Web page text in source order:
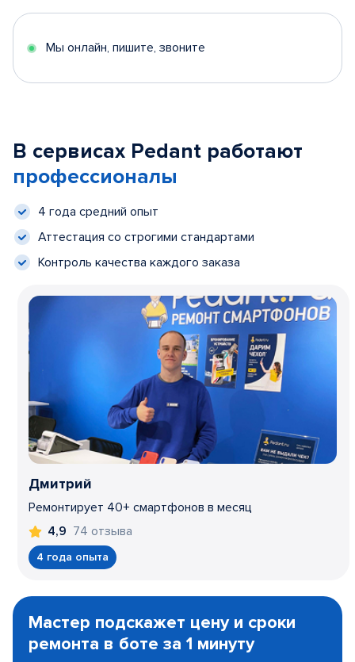
Мы онлайн, пишите, звоните
В сервисах Pedant работают
профессионалы
4 года средний опыт
Аттестация со строгими стандартами
Контроль качества каждого заказа
Дмитрий
Ремонтирует 40+ смартфонов в месяц
4,9 74 отзыва
4 года опыта
1
Мастер подскажет цену и сроки
ремонта в боте за 1 минуту